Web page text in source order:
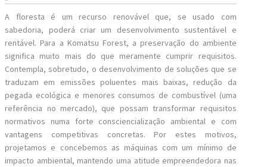
A floresta é um recurso renovável que, se usado com
sabedoria, poderá criar um desenvolvimento sustentável e
rentável. Para a Komatsu Forest, a preservação do ambiente
significa muito mais do que meramente cumprir requisitos.
Contempla, sobretudo, o desenvolvimento de soluções que se
traduzam em emissões poluentes mais baixas, redução da
pegada ecológica e menores consumos de combustível (uma
referência no mercado), que possam transformar requisitos
normativos numa forte consciencialização ambiental e com
vantagens competitivas concretas. Por estes motivos,
projetamos e concebemos as máquinas com um mínimo de
impacto ambiental, mantendo uma atitude empreendedora nas